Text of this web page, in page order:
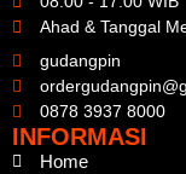
Ahad & Tanggal
gudangpin
0878 3937 8000
INFORMASI
Home